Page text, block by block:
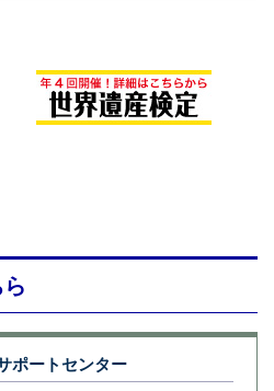
ポートセンター